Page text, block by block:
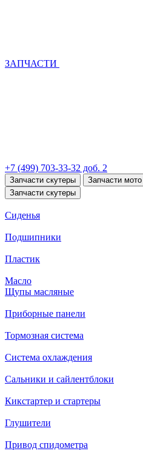
ЗАПЧАСТИ
+7 (499) 703-33-32 доб. 2
Запчасти скутеры Запчасти мото
Запчасти скутеры
Сиденья
Подшипники
Пластик
Масло
Щупы масляные
Приборные панели
Тормозная система
Система охлаждения
Сальники и сайлентблоки
Кикстартер и стартеры
Глушители
Привод спидометра